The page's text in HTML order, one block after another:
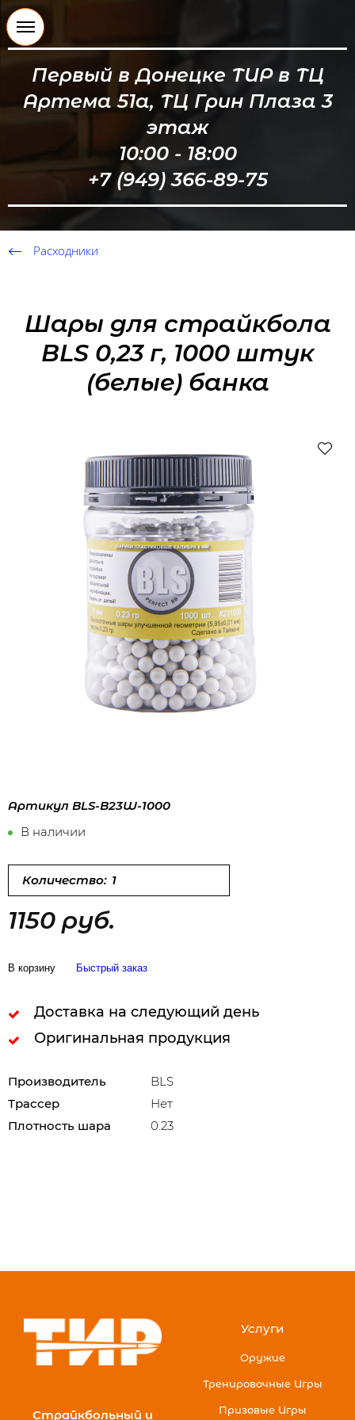
Первый в Донецке ТИР в ТЦ
Артема 51а, ТЦ Грин Плаза 3
этаж
10:00 - 18:00
+7 (949) 366-89-75
Расходники
Шары для страйкбола
BLS 0,23 г, 1000 штук
(белые) банка
Артикул BLS-B23W-1000
В наличии
Количество:
1150 руб.
В корзину Быстрый заказ
Доставка на следующий день
Оригинальная продукция
Производитель
BLS
Трассер
Нет
Плотность шара
0.23
Страйкбольный и
Услуги
Оружие
Тренировочные Игры
Призовые Игры